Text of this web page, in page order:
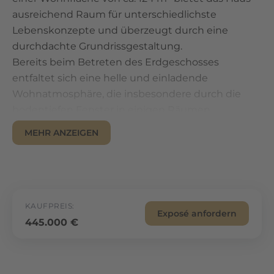
ausreichend Raum für unterschiedlichste
Lebenskonzepte und überzeugt durch eine
durchdachte Grundrissgestaltung.
Bereits beim Betreten des Erdgeschosses
entfaltet sich eine helle und einladende
Wohnatmosphäre, die insbesondere durch die
unterstrichen wird. Der großzügige Wohnbereich
mit seinem klassischen Kamin bildet dabei das
Wintergarten, der den Innen- und Außenbereich
auf elegante Weise miteinander verbindet und zu
MEHR ANZEIGEN
KAUFPREIS:
445.000 €
Exposé anfordern